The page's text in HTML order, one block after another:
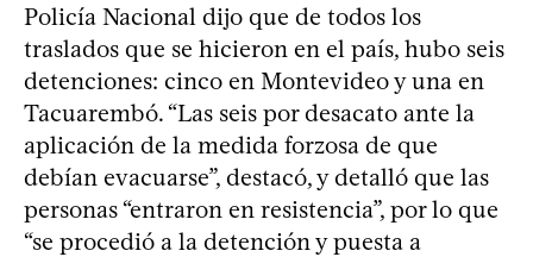
Policía Nacional dijo que de todos los
traslados que se hicieron en el país, hubo seis
detenciones: cinco en Montevideo y una en
Tacuarembó. “Las seis por desacato ante la
aplicación de la medida forzosa de que
debían evacuarse”, destacó, y detalló que las
personas “entraron en resistencia”, por lo que
“se procedió a la detención y puesta a